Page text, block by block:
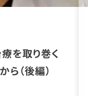
を取り巻く
ら（後編）